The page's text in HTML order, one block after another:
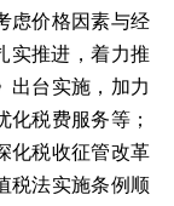
虑价格因素与经
实推进，着力推
出台实施，加力
税费服务等；
化税收征管改革
税法实施条例顺